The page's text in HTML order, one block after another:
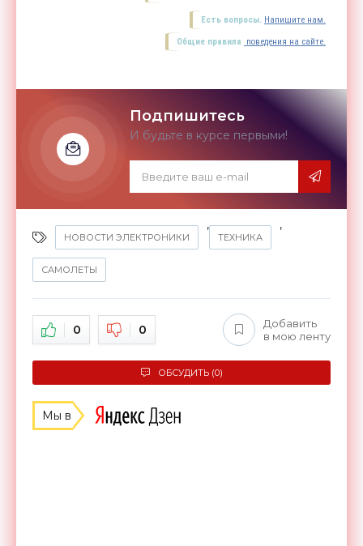
Есть вопросы. Напишите нам.
Общие правила поведения на сайте.
Подпишитесь
И будьте в курсе первыми!
НОВОСТИ ЭЛЕКТРОНИКИ
,
ТЕХНИКА
,
САМОЛЕТЫ
0 0
Добавить
в мою ленту
ОБСУДИТЬ (0)
Мы в